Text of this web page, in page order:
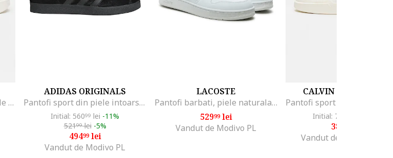
Pantofi sport low-cut de piele cu logo, Alb/Negru
ADIDAS ORIGINALS
Pantofi sport din piele intoarsa cu garnituri din piele ecologica Gazelle, Negru/Negru stins
Initial: 56099 lei -11%
52199lei -5%
49499lei
Vandut de Modivo PL
LACOSTE
Pantofi barbati, piele naturala, alb, sport,
52999lei
Vandut de Modivo PL
CALVIN KLEIN JEANS
Initial: 707
389
Vandut de Fashion Days